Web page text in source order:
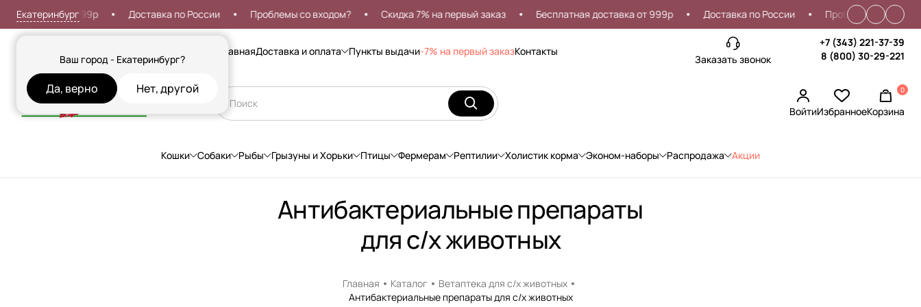
Екатеринбург
Ваш город - Екатеринбург?
Да, верно Нет, другой
от 999р Доставка по России Проблемы со входом? Скидка 7% на первый заказ Бесплатная доставка от 999р Доставка по России Проблемы со входом?
ГлавнаяДоставка и оплата Пункты выдачи-7% на первый заказКонтакты
Заказать звонок
+7 (343) 221-37-39
8 (800) 30-29-221
ВойтиИзбранное
0
Корзина
Кошки Собаки Рыбы Грызуны и Хорьки Птицы Фермерам Рептилии Холистик корма Эконом-наборы Распродажа Акции
Антибактериальные препараты
для с/х животных
Главная Каталог
Ветаптека для с/х животных
Антибактериальные препараты для с/х животных